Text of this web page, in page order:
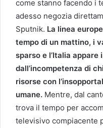
come stanno facendo i
adesso negozia
Sputnik. La linea
tempo di un mattino, i
sparso e l’Italia
dall’incompetenza di
risorse con
umane. Mentre, dal
trova il tempo per
televisivo compiacente